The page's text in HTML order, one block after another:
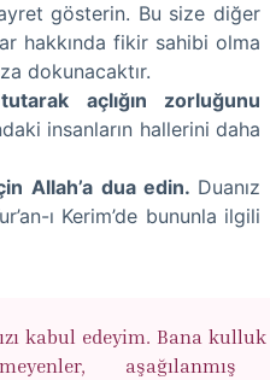
gösterin. Bu size diğer
hakkında fikir sahibi olma
dokunacaktır.
açlığın zorluğunu
insanların hallerini daha
Allah’a dua edin. Duanız
ı Kerim’de bununla ilgili
kabul edeyim. Bana
aşağılanmış